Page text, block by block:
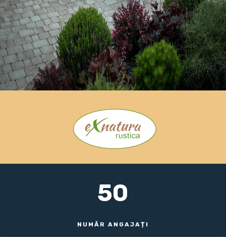
50
NUMĂR ANGAJAȚI